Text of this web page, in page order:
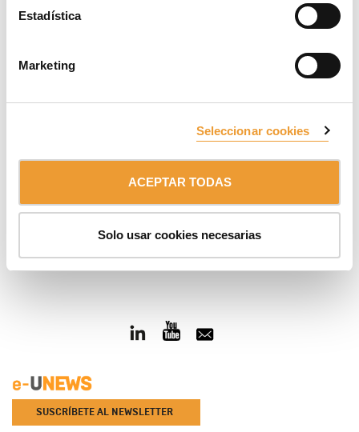
Estadística
Marketing
Seleccionar cookies
ACEPTAR TODAS
Solo usar cookies necesarias
‹ ›
SUSCRÍBETE AL NEWSLETTER